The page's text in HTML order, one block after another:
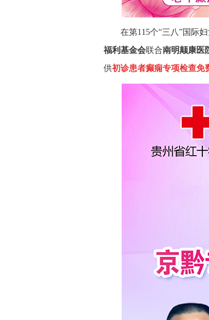
在第115个“三八”国际
福利基金会联合南明颠康医
供初诊患者癫痫专项检查免